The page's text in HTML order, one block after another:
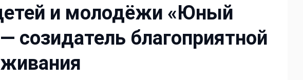
и молодёжи «Юный
созидатель благоприятной